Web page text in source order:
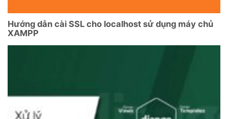
Hướng dẫn cài SSL cho localhost sử dụng máy chủ
XAMPP